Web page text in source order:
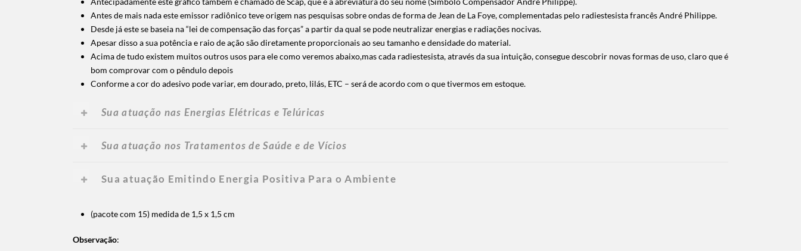
Antes de mais nada este emissor radiônico teve origem nas pesquisas sobre ondas de forma de Jean de La Foye, complementadas pelo radiestesista francês André Philippe.
Desde já este se baseia na “lei de compensação das forças” a partir da qual se pode neutralizar energias e radiações nocivas.
Apesar disso a sua potência e raio de ação são diretamente proporcionais ao seu tamanho e densidade do material.
Acima de tudo existem muitos outros usos para ele como veremos abaixo,mas cada radiestesista, através da sua intuição, consegue descobrir novas formas de uso, claro que é
bom comprovar com o pêndulo depois
Conforme a cor do adesivo pode variar, em dourado, preto, lilás, ETC – será de acordo com o que tivermos em estoque.
Sua atuação nas Energias Elétricas e Telúricas
Sua atuação nos Tratamentos de Saúde e de Vícios
Sua atuação Emitindo Energia Positiva Para o Ambiente
(pacote com 15) medida de 1,5 x 1,5 cm
Observação: